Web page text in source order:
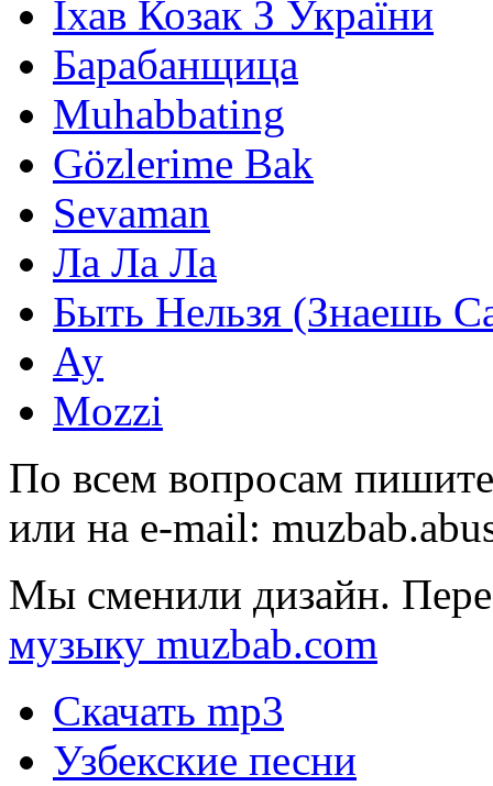
Їхав Козак З України
Барабанщица
Muhabbating
Gözlerime Bak
Sevaman
Ла Ла Ла
Быть Нельзя (Знаешь
Ау
Mozzi
По всем вопросам
или на e-mail:
Мы сменили дизайн.
музыку muzbab.com
Скачать mp3
Узбекские песни